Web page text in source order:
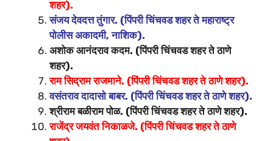
शहर).
संजय देवदत्त तुंगार. (पिंपरी चिंचवड शहर ते महाराष्ट्र
पोलीस अकादमी, नाशिक).
अशोक आनंदराव कदम. (पिंपरी चिंचवड शहर ते ठाणे
शहर).
राम सिद्राम राजमाने. (पिंपरी चिंचवड शहर ते ठाणे शहर).
वसंतराव दादासो बाबर. (पिंपरी चिंचवड शहर ते ठाणे शहर).
श्रीराम बळीराम पोळ. (पिंपरी चिंचवड शहर ते ठाणे शहर).
राजेंद्र जयवंत निकाळजे. (पिंपरी चिंचवड शहर ते ठाणे